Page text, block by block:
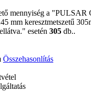
mennyiség a "PULSAR
mm keresztmetszetű
esetén 305 db..
Összehasonlítás